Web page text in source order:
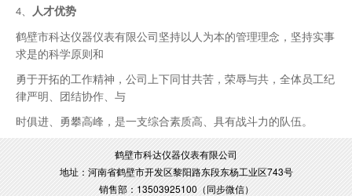
4、 人才优势
鹤壁市科达仪器仪表有限公司坚持以人为本的管理理念，坚持实事
求是的科学原则和
勇于开拓的工作精神，公司上下同甘共苦，荣辱与共，全体员工纪
律严明、团结协作、与
时俱进、勇攀高峰，是一支综合素质高、 具有战斗力 的队伍。
鹤壁市科达仪器仪表有限公司
地址：河南省鹤壁市开发区黎阳路东段东杨工业区743号
销售部：13503925100（同步微信）